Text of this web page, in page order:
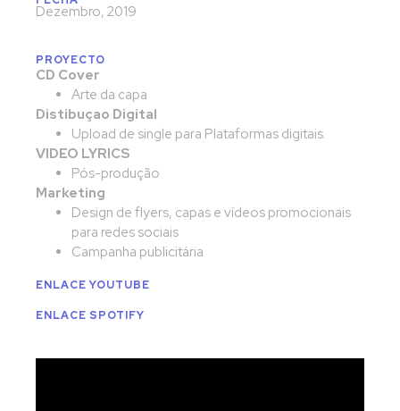
Dezembro, 2019
PROYECTO
CD Cover
Arte da capa
Distibuçao Digital
Upload de single para Plataformas digitais.
VIDEO LYRICS
Pós-produção
Marketing
Design de flyers, capas e vídeos promocionais
para redes sociais
Campanha publicitária
ENLACE YOUTUBE
ENLACE SPOTIFY